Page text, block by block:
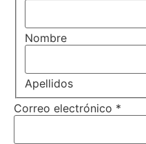
Nombre
Apellidos
Correo electrónico *